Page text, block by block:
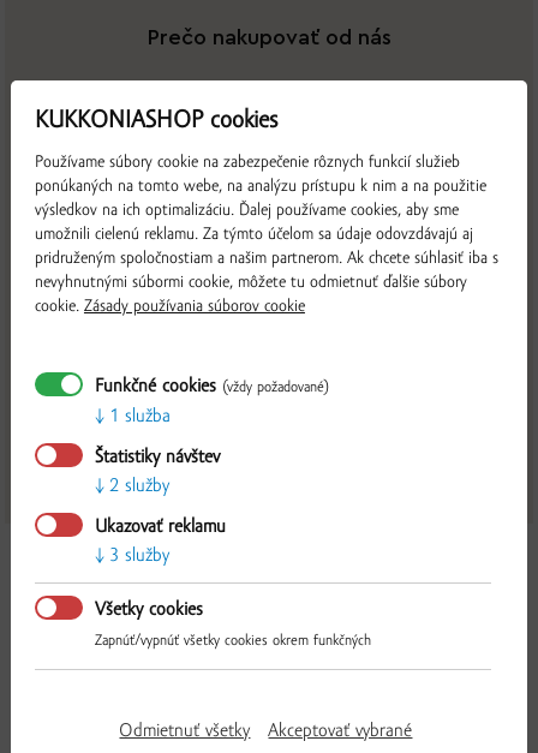
Prečo nakupovať od nás
VÝHRADNÉ
SLOVENSKÉ
PRODUKTY
GARANCIA
PÔVODU
KVALITY
LOKÁLNE
SUROVINY
POMÁHAME
MIESTNYM
VÝROBCOM
Ponuka týždňa
KUKKONIASHOP cookies
Používame súbory cookie na zabezpečenie rôznych funkcií služieb
ponúkaných na tomto webe, na analýzu prístupu k nim a na použitie
výsledkov na ich optimalizáciu. Ďalej používame cookies, aby sme
umožnili cielenú reklamu. Za týmto účelom sa údaje odovzdávajú aj
pridruženým spoločnostiam a našim partnerom. Ak chcete súhlasiť iba s
nevyhnutnými súbormi cookie, môžete tu odmietnuť ďalšie súbory
cookie. Zásady používania súborov cookie
Funkčné cookies (vždy požadované)
1 služba
Štatistiky návštev
2 služby
Ukazovať reklamu
3 služby
Všetky cookies
Zapnúť/vypnúť všetky cookies okrem funkčných
Odmietnuť všetky Akceptovať vybrané